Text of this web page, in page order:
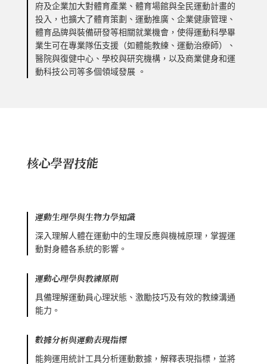
府及企業加大對體育產業、體育場館與全民運動計畫的
投入，也擴大了體育策劃、運動推廣、企業健康管理、
體育品牌與裝備研發等相關就業機會，使得運動科學畢
業生可在專業隊伍支援（如體能教練、運動治療師）、
醫院與復健中心、學校與研究機構，以及商業健身和運
動科技公司等多個領域發展 。
核心學習技能
運動生理學與生物力學知識
深入理解人體在運動中的生理反應與機械原理，掌握運
動對身體各系統的影響。
運動心理學與教練原則
具備理解運動員心理狀態、激勵技巧及有效的教練溝通
能力。
數據分析與運動表現指標
能夠運用統計工具分析運動數據，解釋表現指標，並將